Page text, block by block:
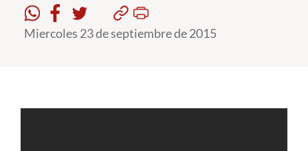
Vinculación con el Medio
Miercoles 23 de septiembre de 2015